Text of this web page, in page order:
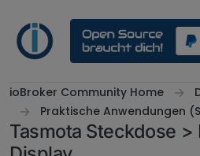
ioBroker Community Home
Praktische Anwendungen
Tasmota Steckdose >